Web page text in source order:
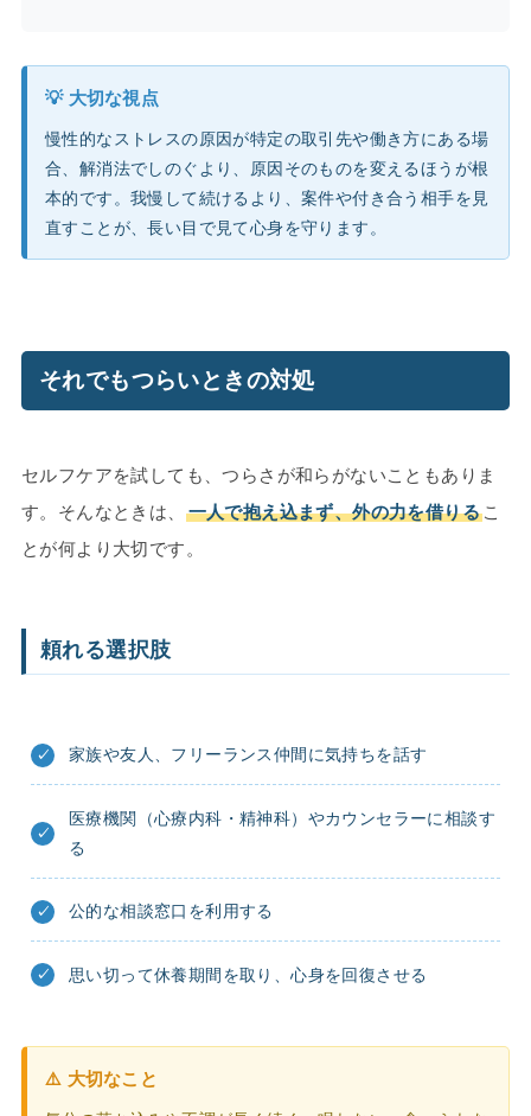
💡 大切な視点
慢性的なストレスの原因が特定の取引先や働き方にある場
合、解消法でしのぐより、原因そのものを変えるほうが根
本的です。我慢して続けるより、案件や付き合う相手を見
直すことが、長い目で見て心身を守ります。
それでもつらいときの対処
セルフケアを試しても、つらさが和らがないこともありま
す。そんなときは、
一人で抱え込まず、外の力を借りる こ
とが何より大切です。
頼れる選択肢
家族や友人、フリーランス仲間に気持ちを話す
医療機関（心療内科・精神科）やカウンセラーに相談す
る
公的な相談窓口を利用する
思い切って休養期間を取り、心身を回復させる
⚠️ 大切なこと